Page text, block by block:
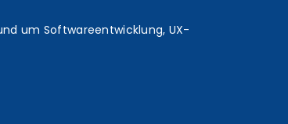
um Softwareentwicklung, UX-